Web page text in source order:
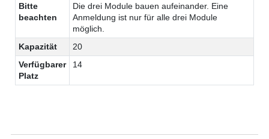
Bitte
beachten
Die drei Module bauen aufeinander. Eine
Anmeldung ist nur für alle drei Module
möglich.
Kapazität
20
Verfügbarer
Platz
14